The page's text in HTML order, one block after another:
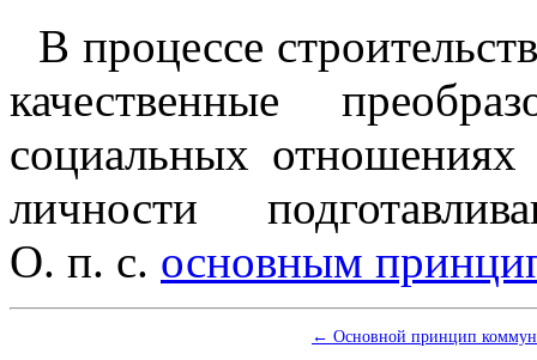
В процессе
качественные
социальных отношениях
личности
О. п. с. основным
← Основной принцип